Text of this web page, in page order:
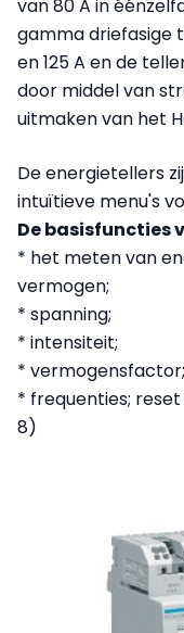
van 80 A in
gamma driefasige
en 125 A en de
door middel van
uitmaken van het
De energietellers
intuïtieve menu's
De basisfuncties
* het meten van
vermogen;
* spanning;
* intensiteit;
* vermogensfactor;
* frequenties;
8)